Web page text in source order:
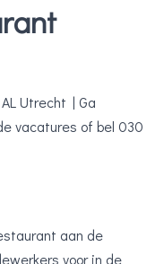
Utrecht | Ga
vacatures of bel 030
aan de
voor in de